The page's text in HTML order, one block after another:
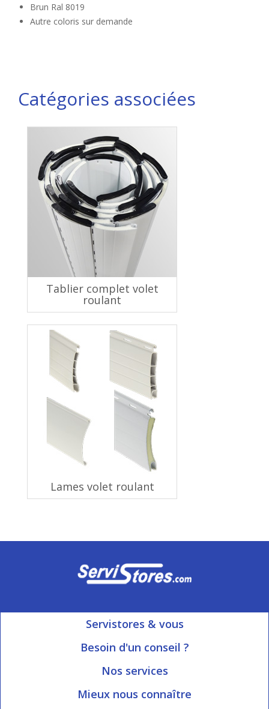
Brun Ral 8019
Autre coloris sur demande
Catégories associées
Tablier complet volet
roulant
Lames volet roulant
Servistores & vous
Mon compte
Besoin d'un conseil ?
Ouvert du Lundi au Vendredi
Nos services
Informations livraison
Mieux nous connaître